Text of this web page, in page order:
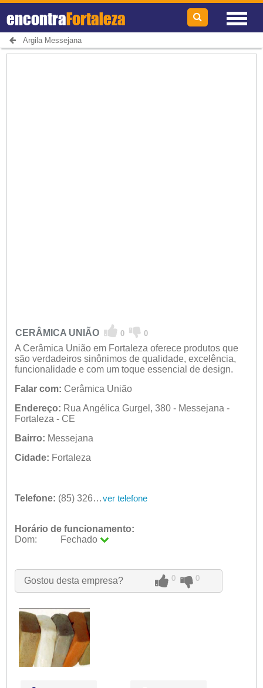
encontraFortaleza
Argila Messejana
CERÂMICA UNIÃO 0 0
A Cerâmica União em Fortaleza oferece produtos que
são verdadeiros sinônimos de qualidade, excelência,
funcionalidade e com um toque essencial de design.
Falar com: Cerâmica União
Endereço: Rua Angélica Gurgel, 380 - Messejana -
Fortaleza - CE
Bairro: Messejana
Cidade: Fortaleza
Telefone: (85) 3260-9659 ver telefone
Horário de funcionamento:
Dom:
Fechado
Qua:
09:00 - 18:00
Qui:
09:00 - 18:00
Sáb:
Fechado
Dom:
Fechado
Gostou desta empresa? 0 0